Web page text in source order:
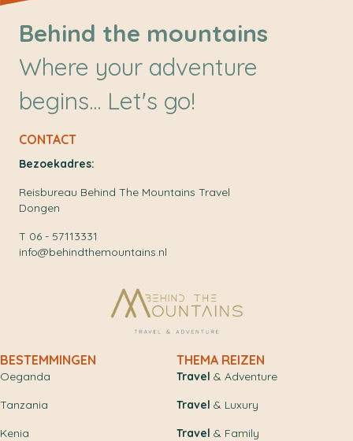
Behind the mountains
Where your adventure
begins... Let's go!
CONTACT
Bezoekadres:
Reisbureau Behind The Mountains Travel
Dongen
T 06 - 57113331
info@behindthemountains.nl
BESTEMMINGEN
Oeganda
Tanzania
Kenia
THEMA REIZEN
Travel & Adventure
Travel & Luxury
Travel & Family